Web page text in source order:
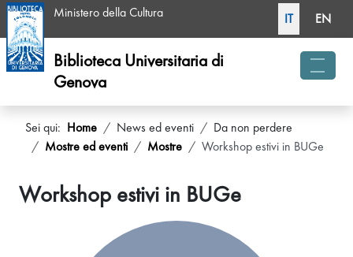
Ministero della Cultura Seleziona la tua
IT EN
Biblioteca Universitaria di
Genova
menu
Sei qui: Home News ed eventi
Da non perdere
Mostre ed eventi
Mostre Workshop estivi in BUGe
Workshop estivi in BUGe